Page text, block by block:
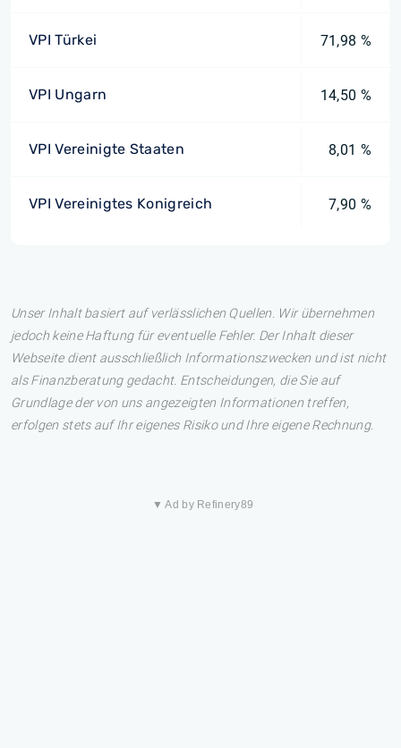
VPI Türkei 71,98 %
VPI Ungarn 14,50 %
VPI Vereinigte Staaten 8,01 %
VPI Vereinigtes Konigreich 7,90 %
Unser Inhalt basiert auf verlässlichen Quellen. Wir übernehmen
jedoch keine Haftung für eventuelle Fehler. Der Inhalt dieser
Webseite dient ausschließlich Informationszwecken und ist nicht
als Finanzberatung gedacht. Entscheidungen, die Sie auf
Grundlage der von uns angezeigten Informationen treffen,
erfolgen stets auf Ihr eigenes Risiko und Ihre eigene Rechnung.
▼ Ad by Refinery89